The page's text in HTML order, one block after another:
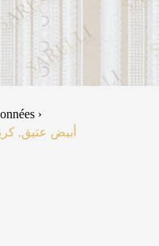
›
أبيض عتيق,